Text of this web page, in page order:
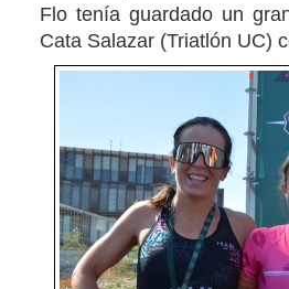
Flo tenía guardado un
Cata Salazar (Triatlón UC)